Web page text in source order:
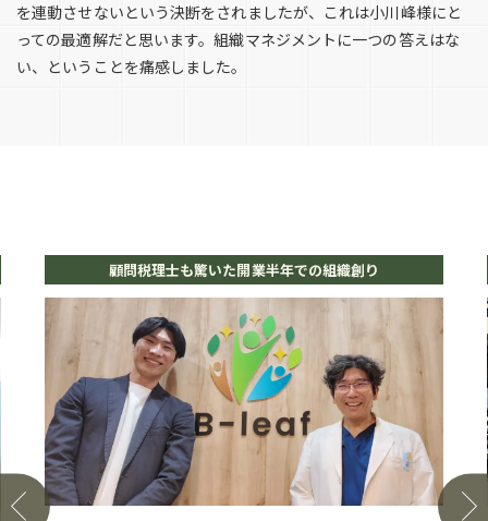
を連動させないという決断をされましたが、これは小川峰様にと
っての最適解だと思います。組織マネジメントに一つの答えはな
い、ということを痛感しました。
顧問税理士も驚いた開業半年での組織創り